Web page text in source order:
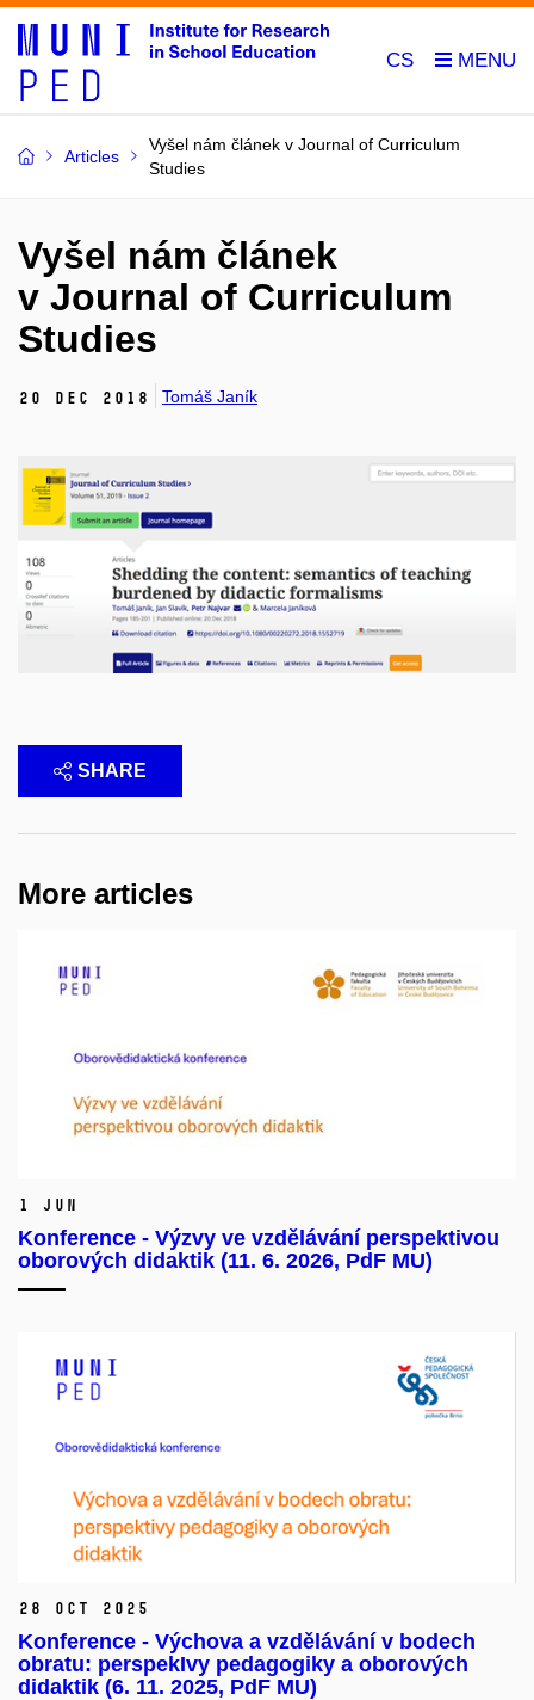
CS
Articles
Vyšel nám článek v Journal of Curriculum
Studies
Vyšel nám článek
v Journal of Curriculum
Studies
20 Dec 2018 Tomáš Janík
SHARE
More articles
1 Jun
Konference - Výzvy ve vzdělávání perspektivou
oborových didaktik (11. 6. 2026, PdF MU)
28 Oct 2025
Konference - Výchova a vzdělávání v bodech
obratu: perspekIvy pedagogiky a oborových
didaktik (6. 11. 2025, PdF MU)